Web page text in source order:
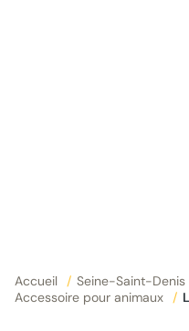
Accueil / Seine-Saint-Denis
Accessoire pour animaux
/